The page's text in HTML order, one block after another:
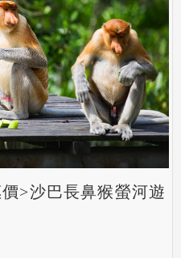
>沙巴長鼻猴螢河遊